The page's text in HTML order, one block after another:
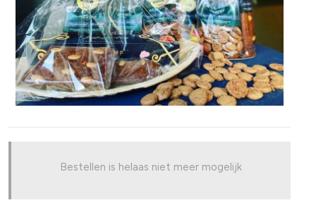
Bestellen is helaas niet meer mogelijk